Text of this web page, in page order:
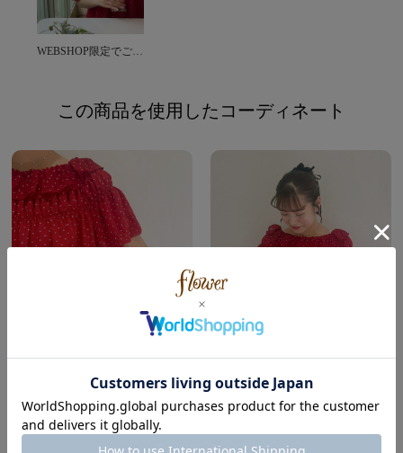
WEBSHOP限定でご予約を承っております♡
この商品を使用したコーディネート
flower
ルクア大阪店
flower
ルクア大阪店